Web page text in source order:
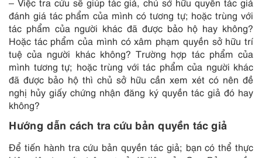
đánh giá tác phẩm của mình có tương tự; hoặc trùng với
tác phẩm của người khác đã được bảo hộ hay không?
Hoặc tác phẩm của mình có xâm phạm quyền sở hữu trí
tuệ của người khác không? Trường hợp tác phẩm của
mình tương tự; hoặc trùng với tác phẩm của người khác
đã được bảo hộ thì chủ sở hữu cần xem xét có nên đề
nghị hủy giấy chứng nhận đăng ký quyền tác giả đó hay
không?
Hướng dẫn cách tra cứu bản quyền tác giả
Để tiến hành tra cứu bản quyền tác giả; bạn có thể thực